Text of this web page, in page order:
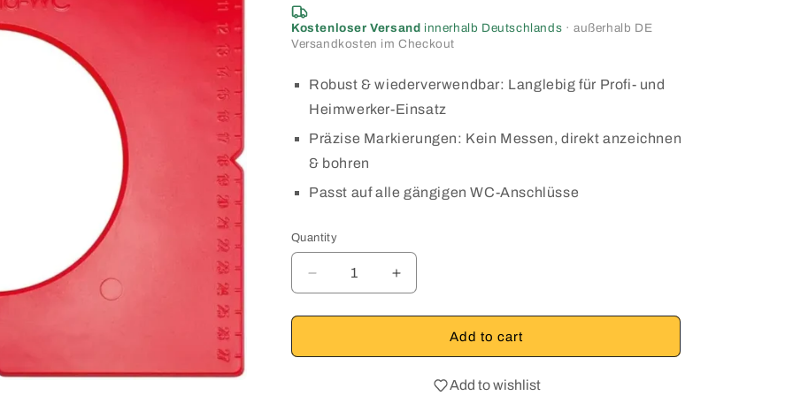
Kostenloser Versand innerhalb Deutschlands · außerhalb DE
Versandkosten im Checkout
Robust & wiederverwendbar: Langlebig für Profi‑ und
Heimwerker‑Einsatz
Präzise Markierungen: Kein Messen, direkt anzeichnen
& bohren
Passt auf alle gängigen WC-Anschlüsse
Quantity
Quantity
Decrease
quantity
for
SCHABLONY
Increase
quantity
for
SCHABLONY
Drilling
Add to cart
Add to wishlist